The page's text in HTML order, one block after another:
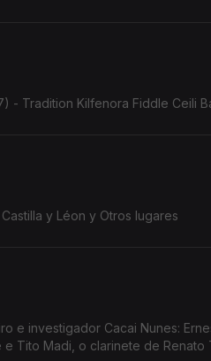
- Tradition Kilfenora Fiddle Ceili
y Léon y Otros lugares
Ernesto Nazareth com o Duo Pianístico, a
Tito Madi, o clarinete de Renato